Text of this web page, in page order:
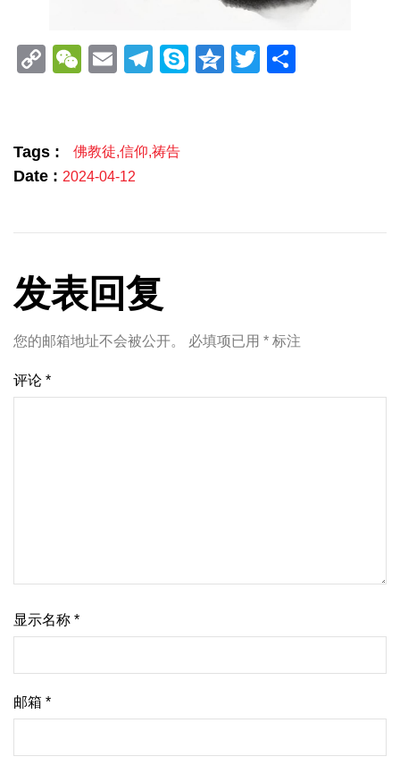
CopyWeChat
EmailTelegram
SkypeQzoneTwitter
Tags : 佛教徒,信仰,祷告
Date : 2024-04-12
发表回复
您的邮箱地址不会被公开。 必填项已用 * 标注
评论 *
显示名称 *
邮箱 *